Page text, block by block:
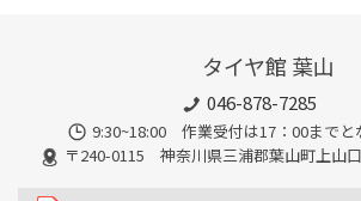
タイヤ館 葉山
046-878-7285
9:30~18:00 作業受付は17：00までと
〒240-0115 神奈川県三浦郡葉山町上山